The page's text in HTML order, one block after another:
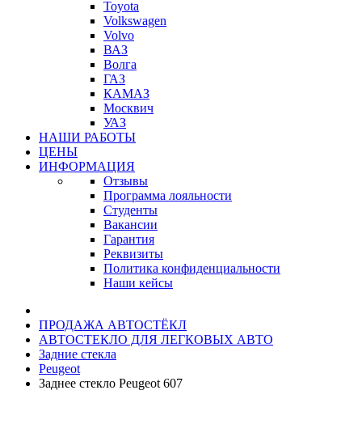
Toyota
Volkswagen
Volvo
ВАЗ
Волга
ГАЗ
КАМАЗ
Москвич
УАЗ
НАШИ РАБОТЫ
ЦЕНЫ
ИНФОРМАЦИЯ
Отзывы
Программа лояльности
Студенты
Вакансии
Гарантия
Реквизиты
Политика конфиденциальности
Наши кейсы
ПРОДАЖА АВТОСТЁКЛ
АВТОСТЕКЛО ДЛЯ ЛЕГКОВЫХ АВТО
Задние стекла
Peugeot
Заднее стекло Peugeot 607